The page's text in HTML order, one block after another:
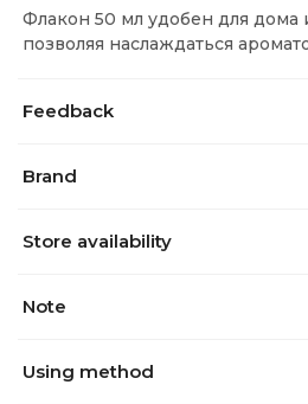
Флакон 50 мл удобен для дома
позволяя наслаждаться
Feedback
Brand
Store availability
Note
Using method